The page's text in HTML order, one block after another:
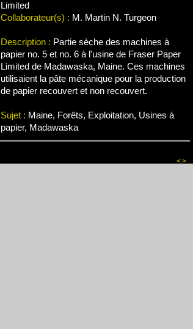
Limited
Collaborateur(s) : M. Martin N. Turgeon
Description : Partie sèche des machines à
papier no. 5 et no. 6 à l'usine de Fraser Paper
Limited de Madawaska, Maine. Ces machines
utilisaient la pâte mécanique pour la production
de papier recouvert et non recouvert.
Sujet : Maine, Forêts, Exploitation, Usines à
papier, Madawaska
<>